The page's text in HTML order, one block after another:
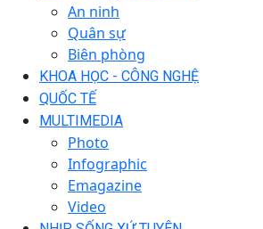
An ninh
Quân sự
Biên phòng
KHOA HỌC - CÔNG NGHỆ
QUỐC TẾ
MULTIMEDIA
Photo
Infographic
Emagazine
Video